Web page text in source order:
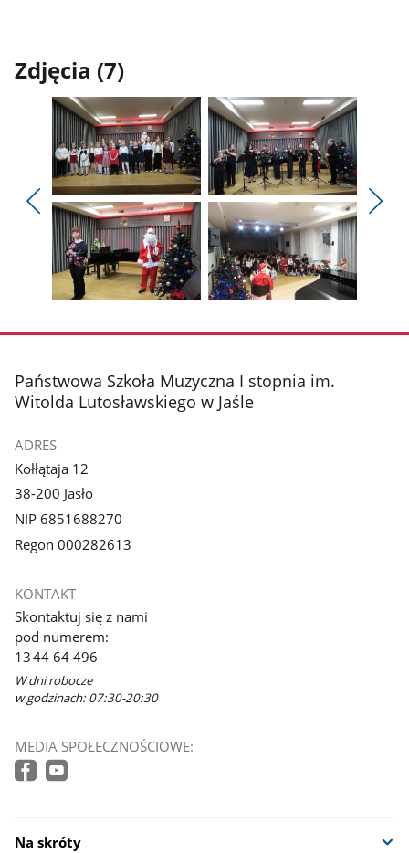
Zdjęcia (7)
Pokaż
poprzednie
zdjęcia
Pokaż
zdjęcie
1
z
galerii.
Pokaż
zdjęcie
2
z
galerii.
zdjęcie
galerii.
zdjęcie
galerii.
stopka
Państwowa Szkoła Muzyczna I stopnia im.
Witolda Lutosławskiego w Jaśle
ADRES
Kołłątaja 12
38-200 Jasło
NIP 6851688270
Regon 000282613
KONTAKT
Skontaktuj się z nami
pod numerem:
13 44 64 496
W dni robocze
w godzinach: 07:30-20:30
MEDIA SPOŁECZNOŚCIOWE:
Na skróty